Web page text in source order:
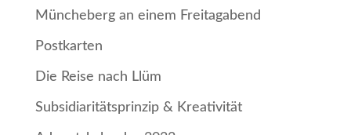
Müncheberg an einem Freitagabend
Postkarten
Die Reise nach Llüm
Subsidiaritätsprinzip & Kreativität